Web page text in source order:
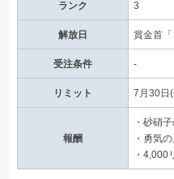
ランク 3
解放日 賞金首
受注条件 -
リミット 7月30日
報酬
・砂硝
・勇気
・4,000